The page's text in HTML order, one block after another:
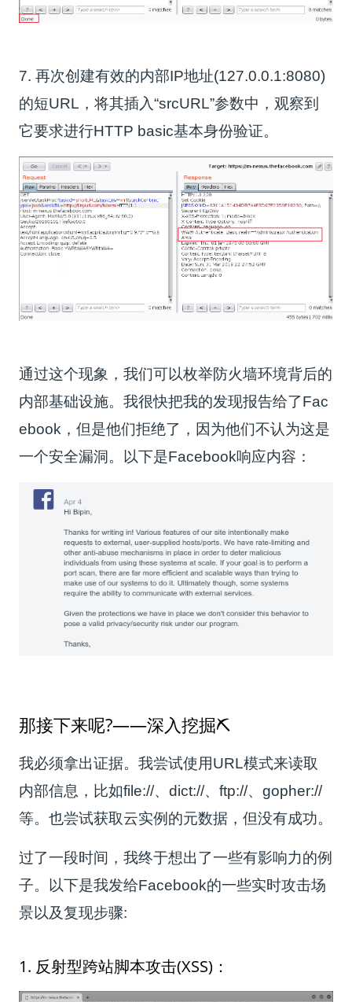
7. 再次创建有效的内部IP地址(127.0.0.1:8080)
的短URL，将其插入“srcURL”参数中，观察到
它要求进行HTTP basic基本身份验证。
通过这个现象，我们可以枚举防火墙环境背后的
内部基础设施。我很快把我的发现报告给了Fac
ebook，但是他们拒绝了，因为他们不认为这是
一个安全漏洞。以下是Facebook响应内容：
那接下来呢?——深入挖掘⛏️
我必须拿出证据。我尝试使用URL模式来读取
内部信息，比如file://、dict://、ftp://、gopher://
等。也尝试获取云实例的元数据，但没有成功。
过了一段时间，我终于想出了一些有影响力的例
子。以下是我发给Facebook的一些实时攻击场
景以及复现步骤:
1. 反射型跨站脚本攻击(XSS)：